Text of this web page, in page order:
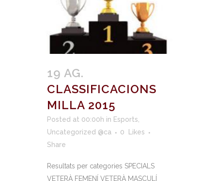
19 AG.
CLASSIFICACIONS
MILLA 2015
Posted at 00:00h in Esports
Uncategorized @ca
0
Likes
Share
Resultats per categories SPECIALS
VETERÀ FEMENÍ VETERÀ MASCULÍ